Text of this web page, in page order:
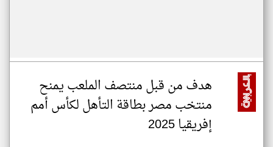
هدف من قبل منتصف الملعب يمنح
منتخب مصر بطاقة التأهل لكأس أمم
إفريقيا 2025